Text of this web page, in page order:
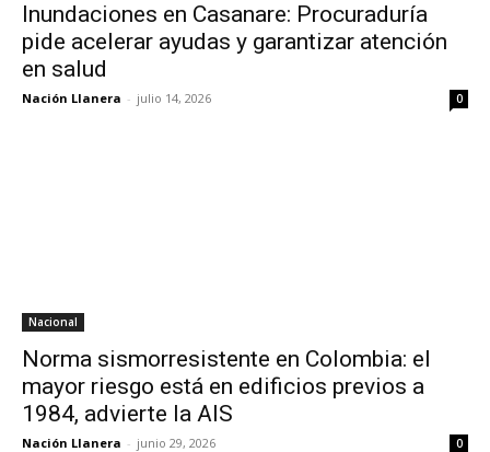
Inundaciones en Casanare: Procuraduría
pide acelerar ayudas y garantizar atención
en salud
Nación Llanera - julio 14, 2026 0
Nacional
Norma sismorresistente en Colombia: el
mayor riesgo está en edificios previos a
1984, advierte la AIS
Nación Llanera - junio 29, 2026 0